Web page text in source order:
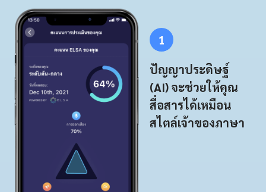
1
ปัญญาประดิษฐ์
(AI) จะช่วยให้คุณ
สื่อสารได้เหมือน
สไตล์เจ้าของภาษา